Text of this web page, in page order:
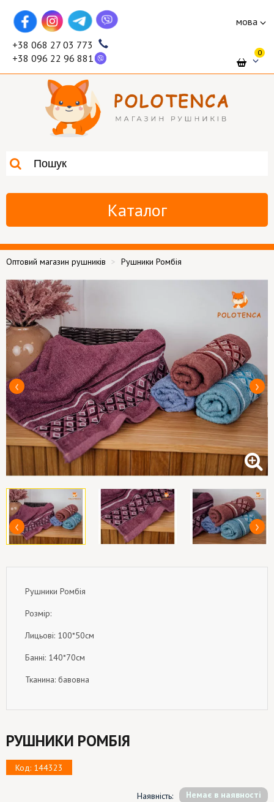
мова
+38 068 27 03 773
+38 096 22 96 881
0
Каталог
Оптовий магазин рушників Рушники Ромбія
Рушники Ромбія
Розмір:
Лицьові: 100*50см
Банні: 140*70см
Тканина: бавовна
РУШНИКИ РОМБІЯ
Код: 144323
Наявність: Немає в наявності